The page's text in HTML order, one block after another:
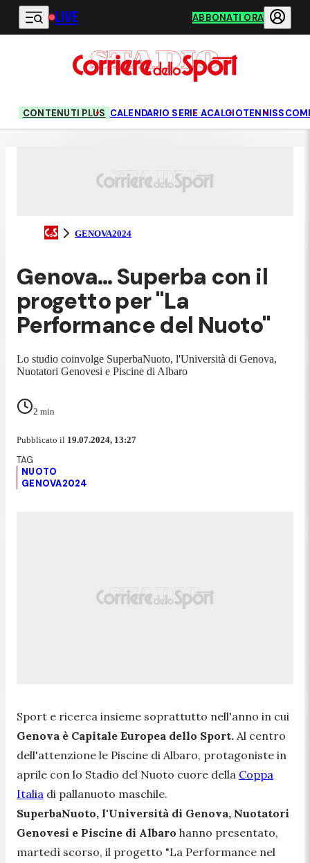
Vai al contenuto principale
LIVE ABBONATI ORA
CONTENUTI PLUS CALENDARIO SERIE ACALCIOTENNIS
GENOVA2024
Genova… Superba con il
progetto per "La
Performance del Nuoto"
Lo studio coinvolge SuperbaNuoto, l'Università di Genova,
Nuotatori Genovesi e Piscine di Albaro
2 min
Pubblicato il 19.07.2024, 13:27
NUOTO
GENOVA2024
Sport e ricerca insieme soprattutto nell'anno in cui
Genova è Capitale Europea dello Sport. Al centro
dell'attenzione le Piscine di Albaro, protagoniste in
aprile con lo Stadio del Nuoto cuore della Coppa
Italia di pallanuoto maschile.
SuperbaNuoto, l'Università di Genova, Nuotatori
Genovesi e Piscine di Albaro hanno presentato,
martedì scorso, il progetto "La Performance nel